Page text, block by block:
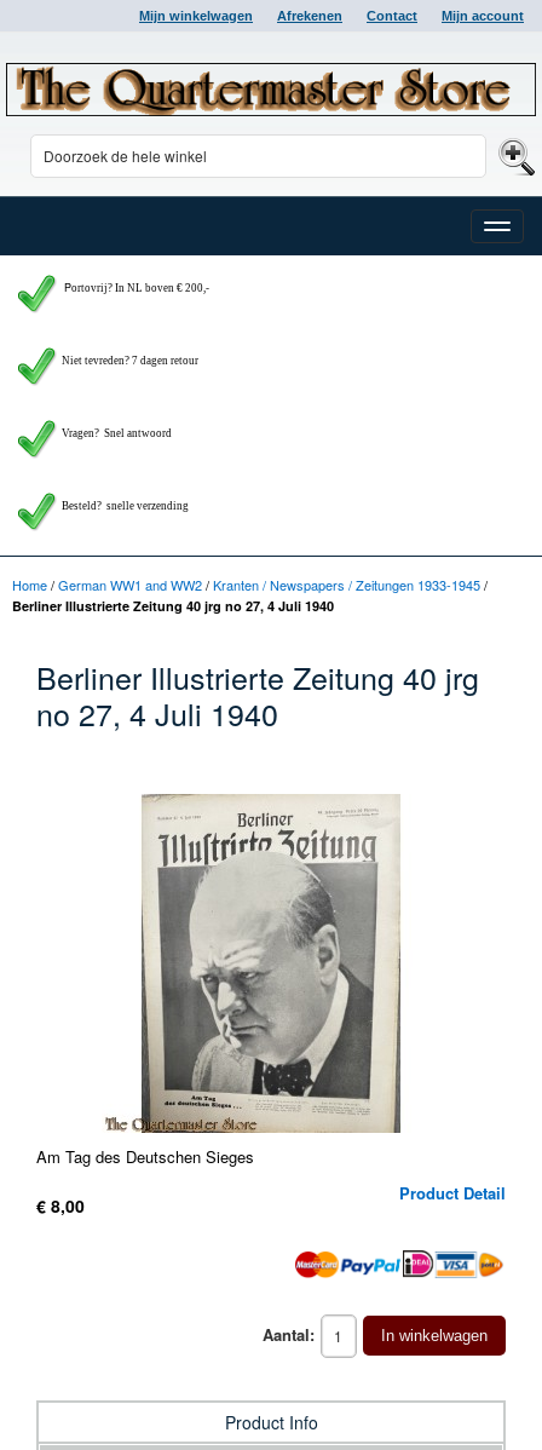
Mijn winkelwagen Afrekenen Contact Mijn account
Toggle
Portovrij? In NL boven € 200,-
Niet tevreden? 7 dagen retour
Vragen? Snel antwoord
Besteld? snelle verzending
Home/German WW1 and WW2/Kranten / Newspapers / Zeitungen 1933-1945/
Berliner Illustrierte Zeitung 40 jrg no 27, 4 Juli 1940
Berliner Illustrierte Zeitung 40 jrg
no 27, 4 Juli 1940
Am Tag des Deutschen Sieges
Product Detail
€ 8,00
Aantal: In winkelwagen
Product Info